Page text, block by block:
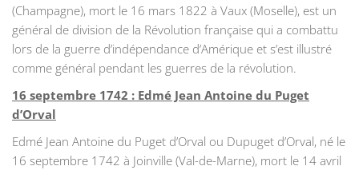
(Champagne), mort le 16 mars 1822 à Vaux (Moselle), est un
général de division de la Révolution française qui a combattu
lors de la guerre d’indépendance d’Amérique et s’est illustré
comme général pendant les guerres de la révolution.
16 septembre 1742 : Edmé Jean Antoine du Puget
d’Orval
Edmé Jean Antoine du Puget d’Orval ou Dupuget d’Orval, né le
16 septembre 1742 à Joinville (Val-de-Marne), mort le 14 avril